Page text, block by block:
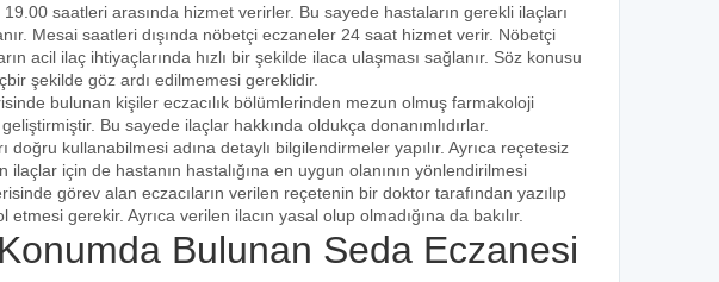
saatleri arasında hizmet verirler. Bu sayede hastaların gerekli ilaçları
Mesai saatleri dışında nöbetçi eczaneler 24 saat hizmet verir. Nöbetçi
acil ilaç ihtiyaçlarında hızlı bir şekilde ilaca ulaşması sağlanır. Söz konusu
şekilde göz ardı edilmemesi gereklidir.
bulunan kişiler eczacılık bölümlerinden mezun olmuş farmakoloji
Bu sayede ilaçlar hakkında oldukça donanımlıdırlar.
doğru kullanabilmesi adına detaylı bilgilendirmeler yapılır. Ayrıca reçetesiz
ilaçlar için de hastanın hastalığına en uygun olanının yönlendirilmesi
görev alan eczacıların verilen reçetenin bir doktor tarafından yazılıp
etmesi gerekir. Ayrıca verilen ilacın yasal olup olmadığına da bakılır.
Bulunan Seda Eczanesi